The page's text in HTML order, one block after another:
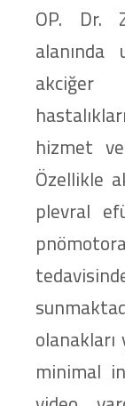
OP. Dr.
alanında
hizmet
Özellikle
plevral
minimal